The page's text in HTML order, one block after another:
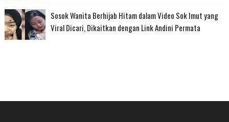
Sosok Wanita Berhijab Hitam dalam Video Sok Imut yang
Viral Dicari, Dikaitkan dengan Link Andini Permata